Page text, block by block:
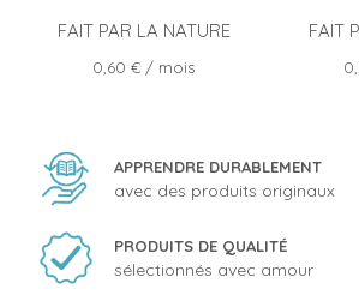
FAIT PAR LA NATURE
Prix
0,60 € / mois
FAIT
APPRENDRE DURABLEMENT
avec des produits originaux
PRODUITS DE QUALITÉ
sélectionnés avec amour